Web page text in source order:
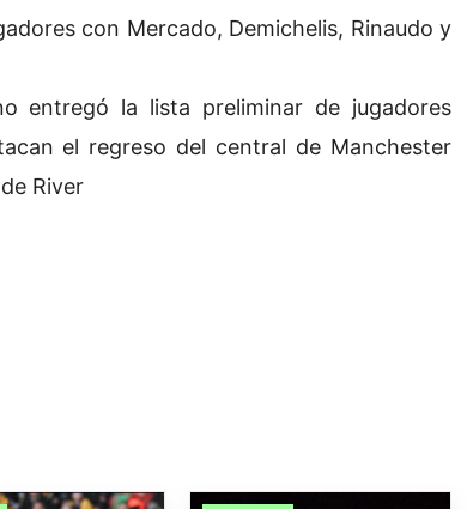
con Mercado, Demichelis, Rinaudo y
entregó la lista preliminar de jugadores
el regreso del central de Manchester
River